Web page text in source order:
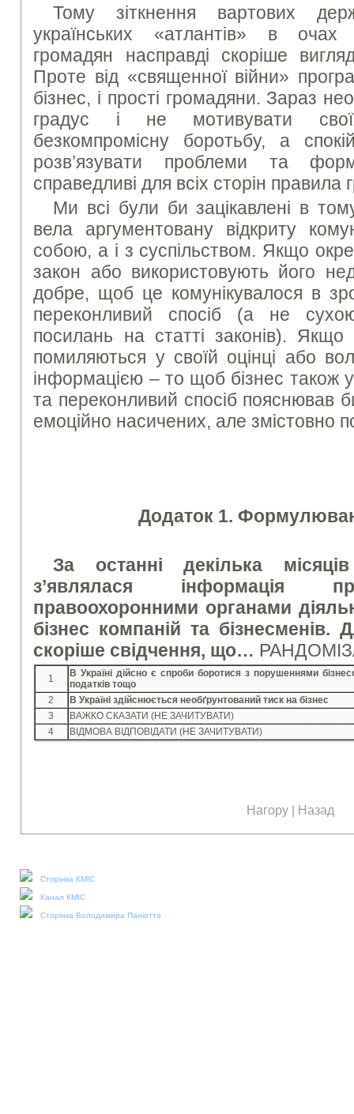
Тому зіткнення вартових
українських «атлантів» в очах
громадян насправді скоріше
Проте від «священної війни»
бізнес, і прості громадяни. Зараз
градус і не мотивувати
безкомпромісну боротьбу, а
розв’язувати проблеми та
справедливі для всіх сторін правила
Ми всі були би зацікавлені в
вела аргументовану відкриту
собою, а і з суспільством. Якщо
закон або використовують його
добре, щоб це комунікувалося в
переконливий спосіб (а не
посилань на статті законів). Якщо
помиляються у своїй оцінці або
інформацією – то щоб бізнес також
та переконливий спосіб пояснював
емоційно насичених, але змістовно
Додаток 1.
За останні декілька
з’являлася інформація
правоохоронними органами
бізнес компаній та
скоріше свідчення, що…
1
В Україні дійсно є спроби боротися з порушеннями
податків тощо
2
В Україні здійснюється необґрунтований тиск на бізнес
3
ВАЖКО СКАЗАТИ (НЕ ЗАЧИТУВАТИ)
4
ВІДМОВА ВІДПОВІДАТИ (НЕ ЗАЧИТУВАТИ)
Нагору Назад
Сторінка КМІС
Канал КМІС
Сторінка Володимира Паніотто